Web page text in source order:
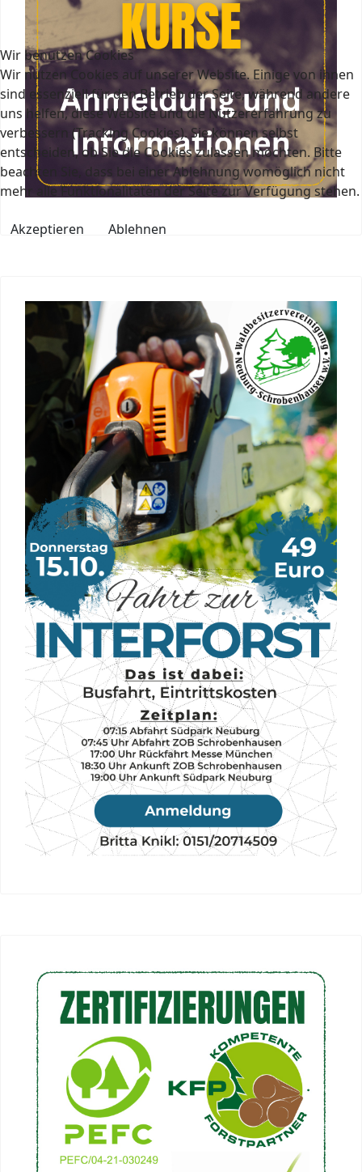
Wir benutzen Cookies
Wir nutzen Cookies auf unserer Website. Einige von ihnen
sind essenziell für den Betrieb der Seite, während andere
uns helfen, diese Website und die Nutzererfahrung zu
verbessern (Tracking Cookies). Sie können selbst
entscheiden, ob Sie die Cookies zulassen möchten. Bitte
beachten Sie, dass bei einer Ablehnung womöglich nicht
mehr alle Funktionalitäten der Seite zur Verfügung stehen.
Akzeptieren Ablehnen